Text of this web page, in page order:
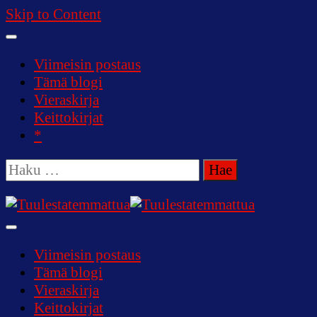
Skip to Content
Viimeisin postaus
Tämä blogi
Vieraskirja
Keittokirjat
*
Haku:
Tuulestatemmattua
Viimeisin postaus
Tämä blogi
Vieraskirja
Keittokirjat